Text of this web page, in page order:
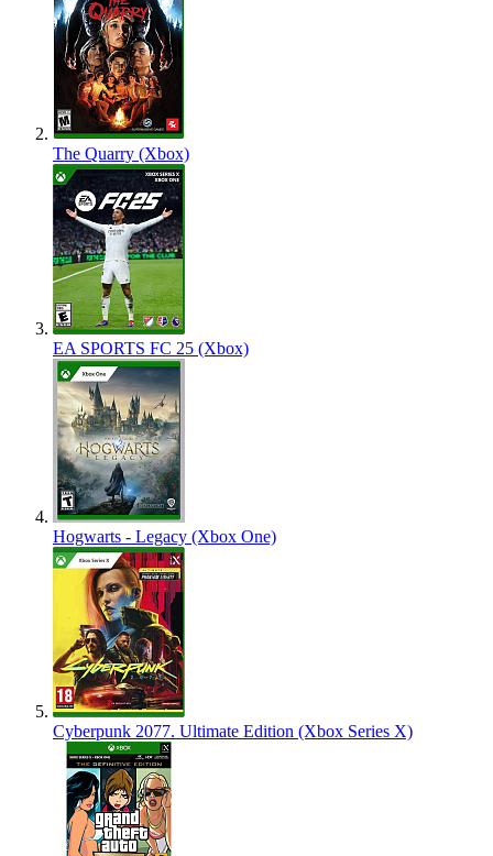
The Quarry (Xbox)
EA SPORTS FC 25 (Xbox)
Hogwarts - Legacy (Xbox One)
Cyberpunk 2077. Ultimate Edition (Xbox Series X)